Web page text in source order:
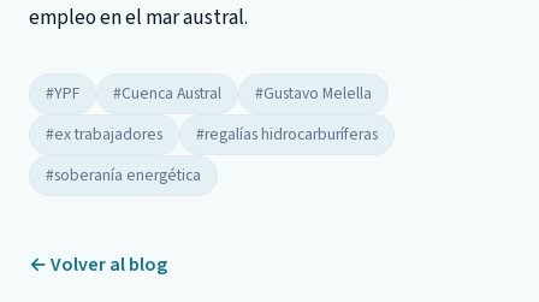
empleo en el mar austral.
#YPF #Cuenca Austral
#Gustavo Melella
#ex trabajadores
#regalías hidrocarburíferas
#soberanía energética
← Volver al blog